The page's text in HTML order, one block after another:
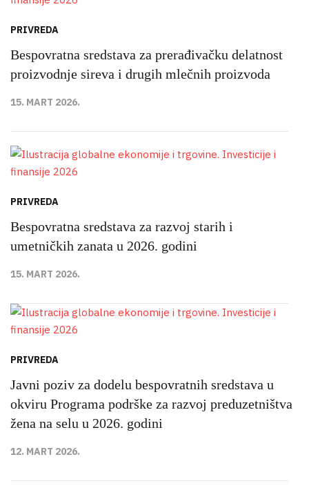
PRIVREDA
Bespovratna sredstava za prerađivačku delatnost
proizvodnje sireva i drugih mlečnih proizvoda
15. MART 2026.
PRIVREDA
Bespovratna sredstava za razvoj starih i
umetničkih zanata u 2026. godini
15. MART 2026.
PRIVREDA
Javni poziv za dodelu bespovratnih sredstava u
okviru Programa podrške za razvoj preduzetništva
žena na selu u 2026. godini
12. MART 2026.